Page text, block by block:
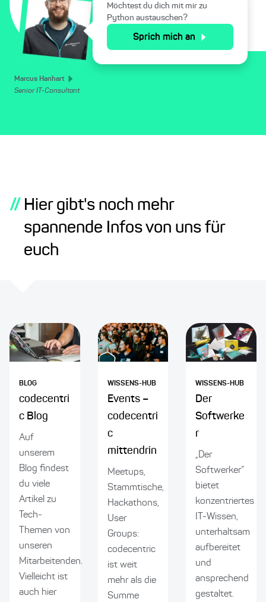
Marcus Hanhart
Senior IT-Consultant
Möchtest du dich mit mir zu
Python austauschen?
Sprich mich an
// Hier gibt's noch mehr
spannende Infos von uns für
euch
BLOG
codecentri
c Blog
Auf
unserem
Blog findest
du viele
Artikel zu
Tech-
Themen von
unseren
Mitarbeitenden.
Vielleicht ist
auch hier
WISSENS-HUB
Events –
codecentri
c
mittendrin
Meetups,
Stammtische,
Hackathons,
User
Groups:
codecentric
ist weit
mehr als die
Summe
WISSENS-HUB
Der
Softwerke
r
„Der
Softwerker“
bietet
konzentriertes
IT-Wissen,
unterhaltsam
aufbereitet
und
ansprechend
gestaltet.